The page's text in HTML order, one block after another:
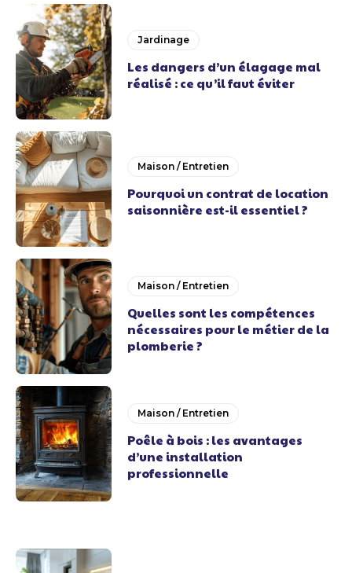
Jardinage
Les dangers d’un élagage mal
réalisé : ce qu’il faut éviter
Maison / Entretien
Pourquoi un contrat de location
saisonnière est-il essentiel ?
Maison / Entretien
Quelles sont les compétences
nécessaires pour le métier de la
plomberie ?
Maison / Entretien
Poêle à bois : les avantages
d’une installation
professionnelle